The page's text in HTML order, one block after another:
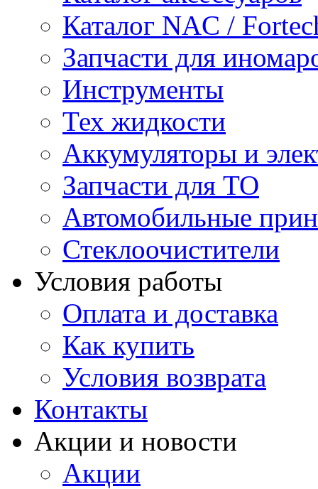
Каталог NAC /
Запчасти для
Инструменты
Тех жидкости
Аккумуляторы и
Запчасти для ТО
Автомобильные
Стеклоочистители
Условия работы
Оплата и доставка
Как купить
Условия возврата
Контакты
Акции и новости
Акции